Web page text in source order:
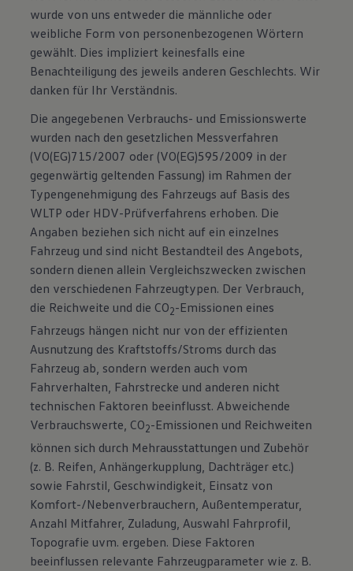
wurde von uns entweder die männliche oder
weibliche Form von personenbezogenen Wörtern
gewählt. Dies impliziert keinesfalls eine
Benachteiligung des jeweils anderen Geschlechts. Wir
danken für Ihr Verständnis.
Die angegebenen Verbrauchs- und Emissionswerte
wurden nach den gesetzlichen Messverfahren
(VO(EG)715/2007 oder (VO(EG)595/2009 in der
gegenwärtig geltenden Fassung) im Rahmen der
Typengenehmigung des Fahrzeugs auf Basis des
WLTP oder HDV-Prüfverfahrens erhoben. Die
Angaben beziehen sich nicht auf ein einzelnes
Fahrzeug und sind nicht Bestandteil des Angebots,
sondern dienen allein Vergleichszwecken zwischen
den verschiedenen Fahrzeugtypen. Der Verbrauch,
die Reichweite und die CO2-Emissionen eines
Fahrzeugs hängen nicht nur von der effizienten
Ausnutzung des Kraftstoffs/Stroms durch das
Fahrzeug ab, sondern werden auch vom
Fahrverhalten, Fahrstrecke und anderen nicht
technischen Faktoren beeinflusst. Abweichende
Verbrauchswerte, CO2-Emissionen und Reichweiten
können sich durch Mehrausstattungen und Zubehör
(z. B. Reifen, Anhängerkupplung, Dachträger etc.)
sowie Fahrstil, Geschwindigkeit, Einsatz von
Komfort-/Nebenverbrauchern, Außentemperatur,
Anzahl Mitfahrer, Zuladung, Auswahl Fahrprofil,
Topografie uvm. ergeben. Diese Faktoren
beeinflussen relevante Fahrzeugparameter wie z. B.